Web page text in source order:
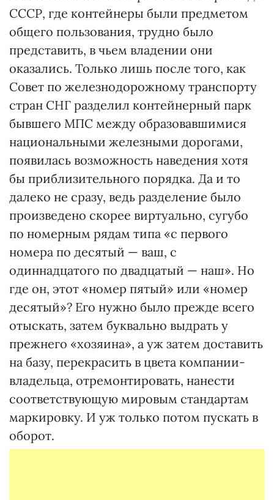
СССР, где контейнеры были предметом
общего пользования, трудно было
представить, в чьем владении они
оказались. Только лишь после того, как
Совет по железнодорожному транспорту
стран СНГ разделил контейнерный парк
бывшего МПС между образовавшимися
национальными железными дорогами,
появилась возможность наведения хотя
бы приблизительного порядка. Да и то
далеко не сразу, ведь разделение было
произведено скорее виртуально, сугубо
по номерным рядам типа «с первого
номера по десятый — ваш, с
одиннадцатого по двадцатый — наш». Но
где он, этот «номер пятый» или «номер
десятый»? Его нужно было прежде всего
отыскать, затем буквально выдрать у
прежнего «хозяина», а уж затем доставить
на базу, перекрасить в цвета компании-
владельца, отремонтировать, нанести
соответствующую мировым стандартам
маркировку. И уж только потом пускать в
оборот.